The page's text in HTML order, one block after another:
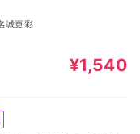
城更彩
¥1,540